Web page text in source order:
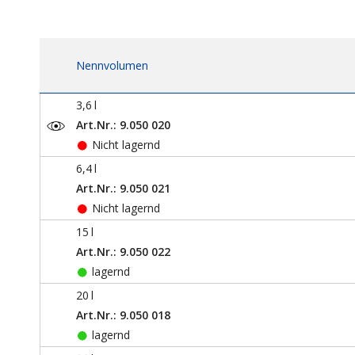
Nennvolumen
3,6 l
Art.Nr.: 9.050 020
Nicht lagernd
6,4l
Art.Nr.: 9.050 021
Nicht lagernd
15 l
Art.Nr.: 9.050 022
lagernd
20 l
Art.Nr.: 9.050 018
lagernd